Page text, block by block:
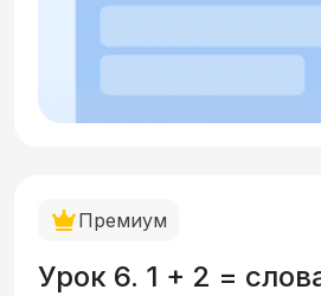
Премиум
Урок 6. 1 + 2 =